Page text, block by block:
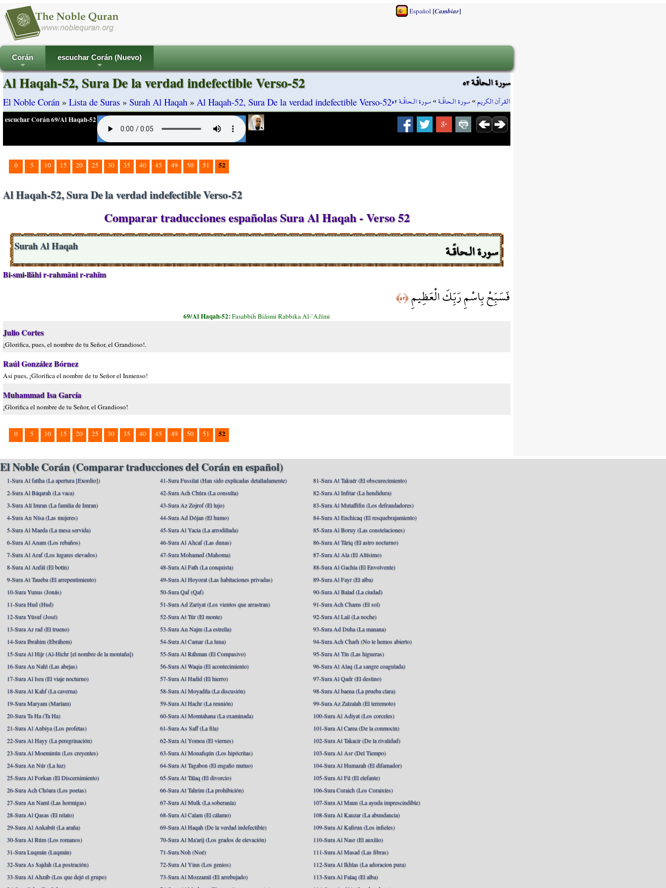
Español [Cambiar]
+
Corán
+
escuchar Corán (Nuevo)
سورة الـحاقّـة ٥٢
القرآن الكريم»سورة الـحاقّـة»سورة الـحاقّـة ٥٢
Al Haqah-52, Sura De la verdad indefectible Verso-52
El Noble Corán » Lista de Suras » Surah Al Haqah » Al Haqah-52, Sura De la verdad indefectible Verso-52
escuchar Corán 69/Al Haqah-52
0 5 10 15 20 25 30 35 40 45 49 50 51 52
Al Haqah-52, Sura De la verdad indefectible Verso-52
Comparar traducciones españolas Sura Al Haqah - Verso 52
سورة الـحاقّـة Surah Al Haqah
Bi-smi-llāhi r-rahmāni r-rahīm
فَسَبِّحْ بِاسْمِ رَبِّكَ الْعَظِيمِ﴿٥٢﴾
69/Al Haqah-52:Fasabbiĥ Biāsmi Rabbika Al-`Ažīmi
Julio Cortes
¡Glorifica, pues, el nombre de tu Señor, el Grandioso!.
Raúl González Bórnez
Así pues, ¡Glorifica el nombre de tu Señor el Inmenso!
Muhammad Isa García
¡Glorifica el nombre de tu Señor, el Grandioso!
0 5 10 15 20 25 30 35 40 45 49 50 51 52
El Noble Corán (Comparar traducciones del Corán en español)
1-Sura Al fatíha (La apertura [Exordio])
2-Sura Al Báqarah (La vaca)
3-Sura Alí Imran (La familia de Imran)
4-Sura An Nísa (Las mujeres)
5-Sura Al Maeda (La mesa servida)
6-Sura Al Anam (Los rebaños)
7-Sura Al Araf (Los lugares elevados)
8-Sura Al Anfál (El botín)
9-Sura At Taueba (El arrepentimiento)
10-Sura Yunus (Jonás)
11-Sura Hud (Hud)
12-Sura Yúsuf (José)
13-Sura Ar rad (El trueno)
14-Sura Ibrahim (Ebráhem)
15-Sura Al Hijr (Al-Hichr [el nombre de la montaña])
16-Sura An Nahl (Las abejas)
17-Sura Al Isra (El viaje nocturno)
18-Sura Al Kahf (La caverna)
19-Sura Maryam (Maríam)
20-Sura Ta Ha (Ta Ha)
21-Sura Al Anbiya (Los profetas)
22-Sura Al Hayy (La peregrinación)
23-Sura Al Moeminún (Los creyentes)
24-Sura An Núr (La luz)
25-Sura Al Forkan (El Discernimiento)
26-Sura Ach Chóara (Los poetas)
27-Sura An Naml (Las hormigas)
28-Sura Al Qasas (El relato)
29-Sura Al Ankabút (La araña)
30-Sura Al Rúm (Los romanos)
31-Sura Luqmán (Luqmán)
32-Sura As Sajdah (La postración)
33-Sura Al Ahzáb (Los que dejó el grupo)
41-Sura Fussilat (Han sido explicadas detalladamente)
42-Sura Ach Chúra (La consulta)
43-Sura Az Zojrof (El lujo)
44-Sura Ad Dójan (El humo)
45-Sura Al Yacia (La arrodillada)
46-Sura Al Ahcaf (Las dunas)
47-Sura Mohamed (Mahoma)
48-Sura Al Fath (La conquista)
49-Sura Al Hoyorat (Las habitaciones privadas)
50-Sura Qaf (Qaf)
51-Sura Ad Zariyat (Los vientos que arrastran)
52-Sura At Túr (El monte)
53-Sura An Najm (La estrella)
54-Sura Al Camar (La luna)
55-Sura Al Ráhman (El Compasivo)
56-Sura Al Waqia (El acontecimiento)
57-Sura Al Hadid (El hierro)
58-Sura Al Moyadíla (La discusión)
59-Sura Al Hachr (La reunión)
60-Sura Al Momtahana (La examinada)
61-Sura As Saff (La fila)
62-Sura Al Yomoa (El viernes)
63-Sura Al Monafiqún (Los hipócritas)
64-Sura At Tagabon (El engaño mutuo)
65-Sura At Tálaq (El divorcio)
66-Sura At Tahrim (La prohibición)
67-Sura Al Mulk (La soberanía)
68-Sura Al Calam (El cálamo)
69-Sura Al Haqah (De la verdad indefectible)
70-Sura Al Ma'arij (Los grados de elevación)
71-Sura Noh (Noé)
72-Sura Al Yinn (Los genios)
73-Sura Al Mozzamil (El arrebujado)
81-Sura At Takuér (El obscurecimiento)
82-Sura Al Infitar (La hendidura)
83-Sura Al Mutaffifin (Los defraudadores)
84-Sura Al Enchicaq (El resquebrajamiento)
85-Sura Al Boruy (Las constelaciones)
86-Sura At Táriq (El astro nocturno)
87-Sura Al Ala (El Altísimo)
88-Sura Al Gachia (El Envolvente)
89-Sura Al Fayr (El alba)
90-Sura Al Balad (La ciudad)
91-Sura Ach Chams (El sol)
92-Sura Al Lail (La noche)
93-Sura Ad Duha (La manana)
94-Sura Ach Charh (No te hemos abierto)
95-Sura At Tín (Las higueras)
96-Sura Al Alaq (La sangre coagulada)
97-Sura Al Qadr (El destino)
98-Sura Al baena (La prueba clara)
99-Sura Az Zalzalah (El terremoto)
100-Sura Al Adiyat (Los corceles)
101-Sura Al Carea (De la conmocin)
102-Sura At Takacir (De la rivalidad)
103-Sura Al Asr (Del Tiempo)
104-Sura Al Humazah (El difamador)
105-Sura Al Fil (El elefante)
106-Sura Coraich (Los Coraixíes)
107-Sura Al Maun (La ayuda imprescindible)
108-Sura Al Kauzar (La abundancia)
109-Sura Al Kafirun (Los infieles)
110-Sura Al Nasr (El auxilio)
111-Sura Al Masad (Las fibras)
112-Sura Al Ikhlas (La adoracion pura)
113-Sura Al Falaq (El alba)